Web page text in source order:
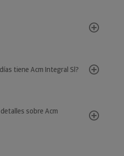
tiene Acm Integral Sl?
sobre Acm